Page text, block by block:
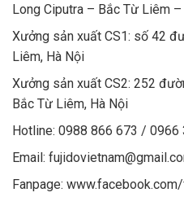
Long Ciputra – Bắc Từ Liêm
Xưởng sản xuất CS1: số 42
Liêm, Hà Nội
Xưởng sản xuất CS2: 252
Bắc Từ Liêm, Hà Nội
Hotline: 0988 866 673 / 0966
Email:
Fanpage: